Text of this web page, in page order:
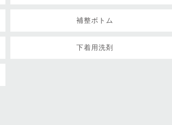
補整ボトム
下着用洗剤